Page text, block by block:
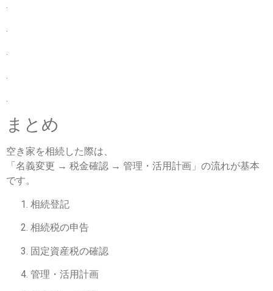
.
.
.
まとめ
空き家を相続した際は、
「名義変更 → 税金確認 → 管理・活用計画」の流れが基本
です。
相続登記
相続税の申告
固定資産税の確認
管理・活用計画